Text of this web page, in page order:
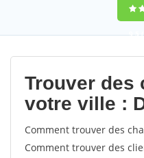
9,5
Trouver des
votre ville :
Comment trouver des
Comment trouver des